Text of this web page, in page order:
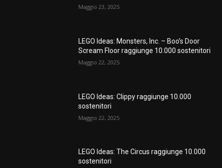
Maggio 23, 2025
LEGO Ideas: Monsters, Inc. – Boo’s Door
Scream Floor raggiunge 10.000 sostenitori
Maggio 22, 2025
LEGO Ideas: Clippy raggiunge 10.000
sostenitori
Maggio 22, 2025
LEGO Ideas: The Circus raggiunge 10.000
sostenitori